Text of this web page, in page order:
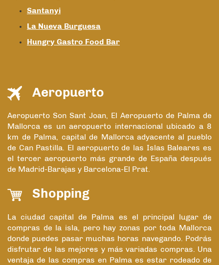
Santanyi
La Nueva Burguesa
Hungry Gastro Food Bar
Aeropuerto
Aeropuerto Son Sant Joan, El Aeropuerto de Palma de
Mallorca es un aeropuerto internacional ubicado a 8
km de Palma, capital de Mallorca adyacente al pueblo
de Can Pastilla. El aeropuerto de las Islas Baleares es
el tercer aeropuerto más grande de España después
de Madrid-Barajas y Barcelona-El Prat.
Shopping
La ciudad capital de Palma es el principal lugar de
compras de la isla, pero hay zonas por toda Mallorca
donde puedes pasar muchas horas navegando. Podrás
disfrutar de las mejores y más variadas compras. Una
ventaja de las compras en Palma es estar rodeado de